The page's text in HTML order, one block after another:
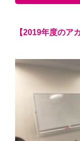
【2019年度のア